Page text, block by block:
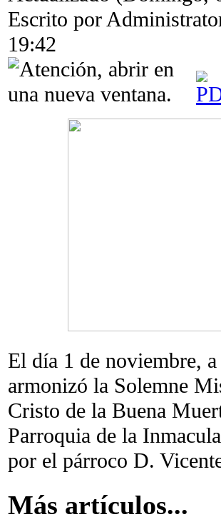
Escrito por
19:42
El día 1 de noviembre,
armonizó la Solemne
Cristo de la Buena
Parroquia de la
por el párroco D.
Más artículos...